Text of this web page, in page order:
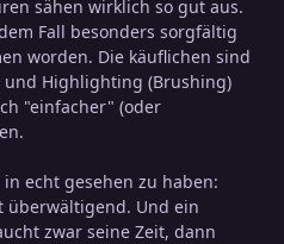
sähen wirklich so gut aus.
Fall besonders sorgfältig
worden. Die käuflichen sind
Highlighting (Brushing)
"einfacher" (oder
echt gesehen zu haben:
überwältigend. Und ein
zwar seine Zeit, dann